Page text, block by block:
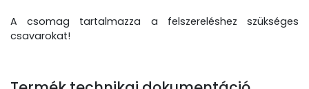
A csomag tartalmazza a felszereléshez szükséges
csavarokat!